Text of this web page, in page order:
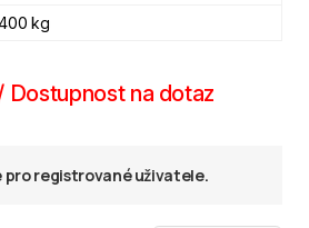
kg
Dostupnost na dotaz
pro registrované uživatele.